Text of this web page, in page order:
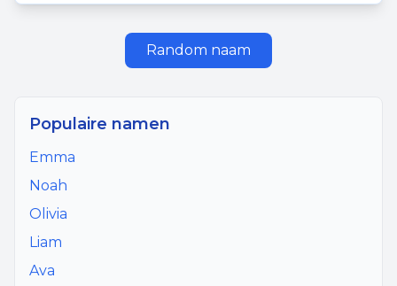
Random naam
Populaire namen
Emma
Noah
Olivia
Liam
Ava